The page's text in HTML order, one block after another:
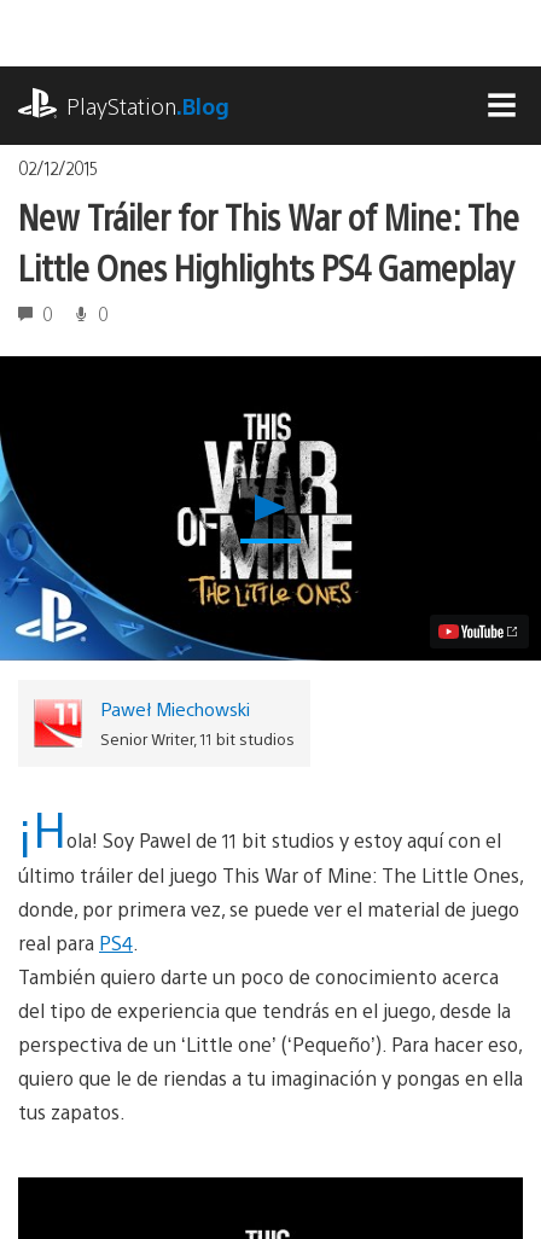
contenido
PlayStation.Blog
02/12/2015
New Tráiler for This War of Mine: The
Little Ones Highlights PS4 Gameplay
0 0
Reproducir
New
Tráiler
for
This
War
Mine:
Highlights
Paweł Miechowski
Senior Writer, 11 bit studios
¡Hola! Soy Pawel de 11 bit studios y estoy aquí con el
último tráiler del juego This War of Mine: The Little Ones,
donde, por primera vez, se puede ver el material de juego
real para PS4
También quiero darte un poco de conocimiento acerca
del tipo de experiencia que tendrás en el juego, desde la
perspectiva de un ‘Little one’ (‘Pequeño’). Para hacer eso,
quiero que le de riendas a tu imaginación y pongas en ella
tus zapatos.